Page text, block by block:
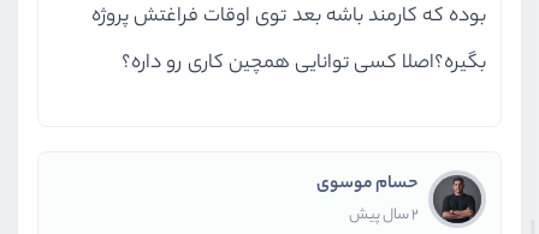
بوده که کارمند باشه بعد توی اوقات فراغتش پروژه
بگیره؟اصلا کسی توانایی همچین کاری رو داره؟
حسام موسوی
2 سال پیش